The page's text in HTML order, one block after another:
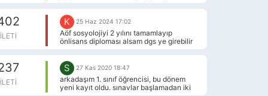
İLETI
K 25 Haz 2024 17:02
Aöf sosyolojiyi 2 yılını tamamlayıp
önlisans diploması alsam dgs ye girebilir
Yani 4 senelik bölümü 2 senenin
derslerini tamamladığımız durumda
önlisans diploması alabiliyormuşuz,
sosyoloji de eğer bu şekilde yaparsam
İLETI
S 27 Kas 2020 18:47
arkadaşım 1. sınıf öğrencisi, bu dönem
yeni kayıt oldu. sınavlar başlamadan iki